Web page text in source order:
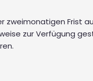
Frist
zur Verfügung